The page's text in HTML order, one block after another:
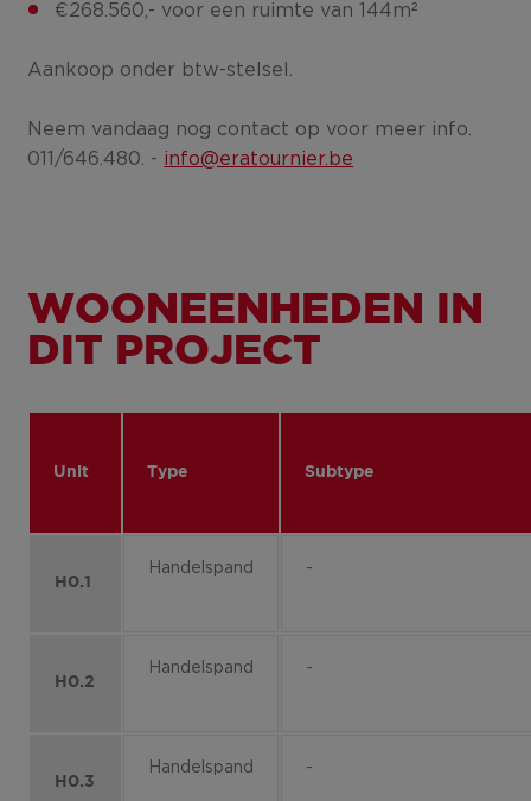
€268.560,- voor een ruimte van 144m²
Aankoop onder btw-stelsel.
Neem vandaag nog contact op voor meer info.
011/646.480. - info@eratournier.be
WOONEENHEDEN IN
DIT PROJECT
Unit Type Subtype
H0.1
Handelspand -
H0.2
Handelspand -
H0.3
Handelspand -